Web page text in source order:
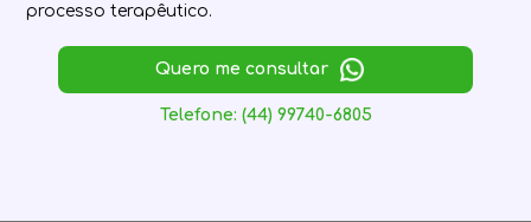
processo terapêutico.
Quero me consultar
Telefone: (44) 99740-6805